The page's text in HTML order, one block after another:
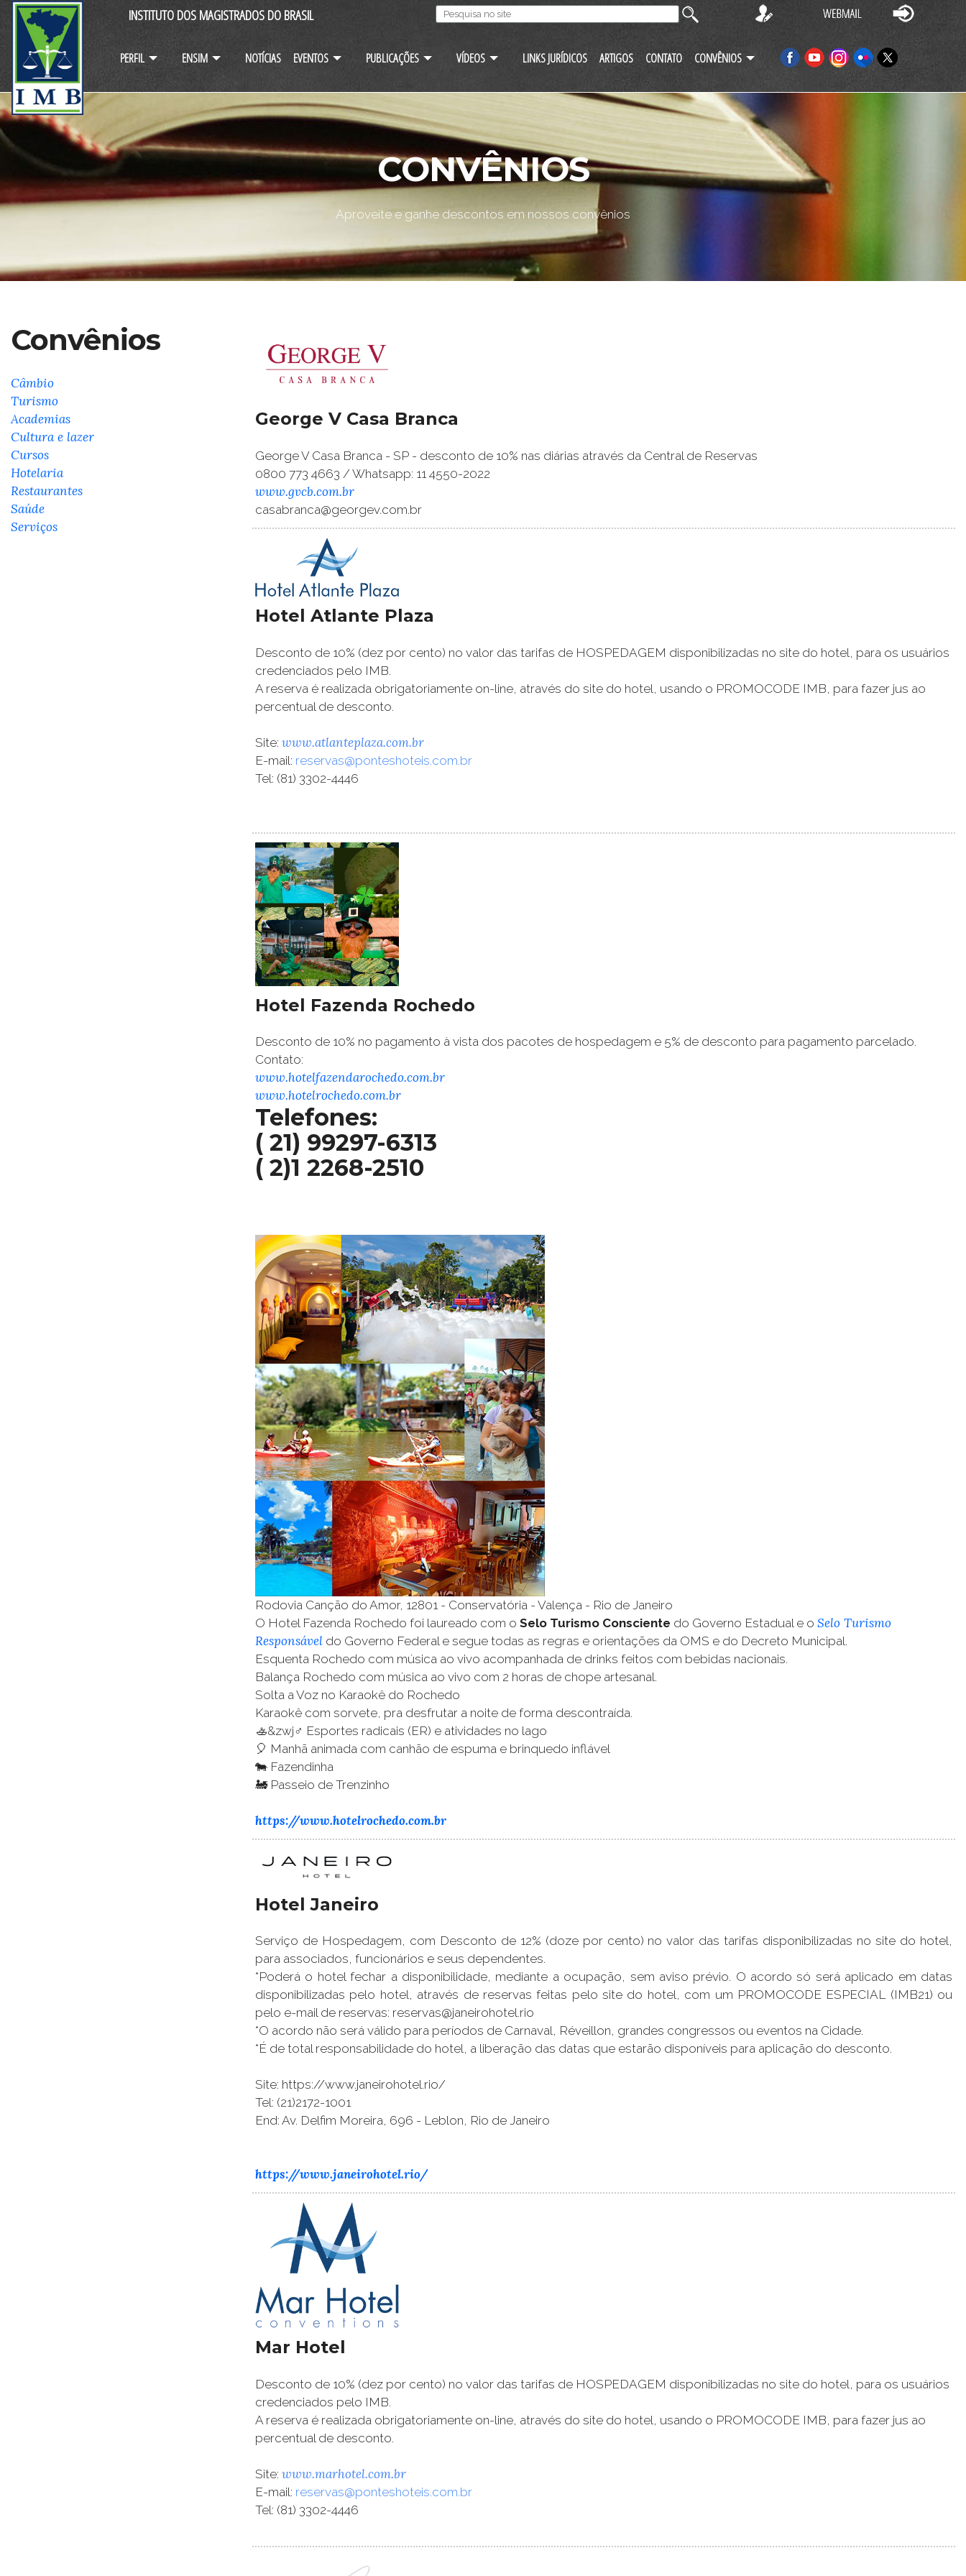
INSTITUTO DOS MAGISTRADOS DO BRASIL
PERFIL ENSIM NOTÍCIAS EVENTOS PUBLICAÇÕES VÍDEOS LINKS JURÍDICOS ARTIGOS CONTATO CONVÊNIOS
CONVÊNIOS
Aproveite e ganhe descontos em nossos convênios
Convênios
Câmbio
Turismo
Academias
Cultura e lazer
Cursos
Hotelaria
Restaurantes
Saúde
Serviços
George V Casa Branca
George V Casa Branca - SP - desconto de 10% nas diárias através da Central de Reservas
0800 773 4663 / Whatsapp: 11 4550-2022
www.gvcb.com.br
casabranca@georgev.com.br
Hotel Atlante Plaza
Desconto de 10% (dez por cento) no valor das tarifas de HOSPEDAGEM disponibilizadas no site do hotel, para os usuários
credenciados pelo IMB.
A reserva é realizada obrigatoriamente on-line, através do site do hotel, usando o PROMOCODE IMB, para fazer jus ao
percentual de desconto.
Site: www.atlanteplaza.com.br
E-mail: reservas@ponteshoteis.com.br
Tel: (81) 3302-4446
Hotel Fazenda Rochedo
Desconto de 10% no pagamento à vista dos pacotes de hospedagem e 5% de desconto para pagamento parcelado.
Contato:
www.hotelfazendarochedo.com.br
www.hotelrochedo.com.br
Telefones:
( 21) 99297-6313
( 2)1 2268-2510
Rodovia Canção do Amor, 12801 - Conservatória - Valença - Rio de Janeiro
O Hotel Fazenda Rochedo foi laureado com o Selo Turismo Consciente do Governo Estadual e o Selo Turismo
Responsável do Governo Federal e segue todas as regras e orientações da OMS e do Decreto Municipal.
Esquenta Rochedo com música ao vivo acompanhada de drinks feitos com bebidas nacionais.
Balança Rochedo com música ao vivo com 2 horas de chope artesanal.
Solta a Voz no Karaokê do Rochedo
Karaokê com sorvete, pra desfrutar a noite de forma descontraída.
🚣&zwj♂️ Esportes radicais (ER) e atividades no lago
🎈 Manhã animada com canhão de espuma e brinquedo inflável
🐄 Fazendinha
🚂 Passeio de Trenzinho
https://www.hotelrochedo.com.br
Hotel Janeiro
Serviço de Hospedagem, com Desconto de 12% (doze por cento) no valor das tarifas disponibilizadas no site do hotel,
para associados, funcionários e seus dependentes.
*Poderá o hotel fechar a disponibilidade, mediante a ocupação, sem aviso prévio. O acordo só será aplicado em datas
disponibilizadas pelo hotel, através de reservas feitas pelo site do hotel, com um PROMOCODE ESPECIAL (IMB21) ou
pelo e-mail de reservas: reservas@janeirohotel.rio
*O acordo não será válido para períodos de Carnaval, Réveillon, grandes congressos ou eventos na Cidade.
*É de total responsabilidade do hotel, a liberação das datas que estarão disponíveis para aplicação do desconto.
Site: https://www.janeirohotel.rio/
Tel: (21)2172-1001
End: Av. Delfim Moreira, 696 - Leblon, Rio de Janeiro
https://www.janeirohotel.rio/
Mar Hotel
Desconto de 10% (dez por cento) no valor das tarifas de HOSPEDAGEM disponibilizadas no site do hotel, para os usuários
credenciados pelo IMB.
A reserva é realizada obrigatoriamente on-line, através do site do hotel, usando o PROMOCODE IMB, para fazer jus ao
percentual de desconto.
Site: www.marhotel.com.br
E-mail: reservas@ponteshoteis.com.br
Tel: (81) 3302-4446